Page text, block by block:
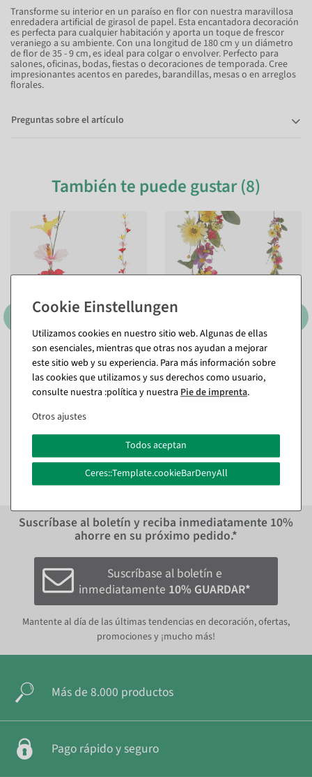
Transforme su interior en un paraíso en flor con nuestra maravillosa
enredadera artificial de girasol de papel. Esta encantadora decoración
es perfecta para cualquier habitación y aporta un toque de frescor
veraniego a su ambiente. Con una longitud de 180 cm y un diámetro
de flor de 35 - 9 cm, es ideal para colgar o envolver. Perfecto para
salones, oficinas, bodas, fiestas o decoraciones de temporada. Cree
impresionantes acentos en paredes, barandillas, mesas o en arreglos
florales.
Preguntas sobre el artículo
También te puede gustar (8)
Colorida guirnalda de
hibisco artificial 180 cm
Disponible de inmediato
18,98 €
15,95 EUR más IVA
Guirnalda de flores
artificiales de campo
Gerbera Vid artificial
multicolor 140 cm
Suscríbase al boletín y reciba inmediatamente 10%
ahorre en su próximo pedido.*
Suscríbase al boletín e
inmediatamente 10% GUARDAR*
Mantente al día de las últimas tendencias en decoración, ofertas,
promociones y ¡mucho más!
Más de 8.000 productos
Pago rápido y seguro
Utilizamos cookies en nuestro sitio web. Algunas de ellas
son esenciales, mientras que otras nos ayudan a mejorar
este sitio web y su experiencia. Para más información sobre
las cookies que utilizamos y sus derechos como usuario,
consulte nuestra :política y nuestra Pie de imprenta.
Otros ajustes
Todos aceptan
Ceres::Template.cookieBarDenyAll